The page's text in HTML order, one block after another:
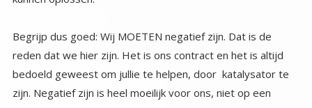
Begrijp dus goed: Wij MOETEN negatief zijn. Dat is de
reden dat we hier zijn. Het is ons contract en het is altijd
bedoeld geweest om jullie te helpen, door katalysator te
zijn. Negatief zijn is heel moeilijk voor ons, niet op een
fysiek niveau ( de karakters die we spelen genieten van hun
rol, omdat we zo geprogrammeerd zijn) maar op het
spirituele niveau is het moeilijk. Wij hebben de lagere
negatieve vibraties al eonen achter ons gelaten. Wij zijn
Licht en we zijn Liefde. Het is heel moeilijk voor ons om al
deze negativiteit te creëren op spiritueel gebied. Maar we
doen het uit liefde voor jullie en het is voor jullie ultieme
hoogste goed. Je zou kunnen zeggen dat het ons offer is
wat we brengen, om ons ten dienste te stellen van de Ene
oneindige Creator, voor jullie onze broeders en zusters in